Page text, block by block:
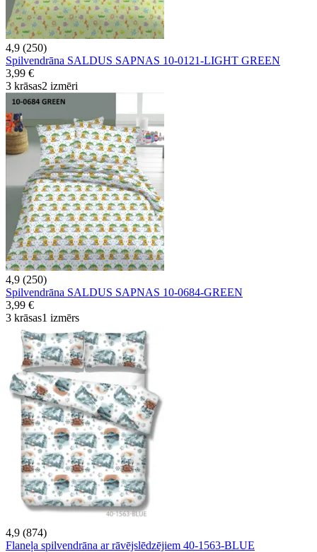
4,9 (250)
Spilvendrāna SALDUS SAPNAS 10-0121-LIGHT GREEN
3,99 €
3 krāsas2 izmēri
4,9 (250)
Spilvendrāna SALDUS SAPNAS 10-0684-GREEN
3,99 €
3 krāsas1 izmērs
4,9 (874)
Flaneļa spilvendrāna ar rāvējslēdzējiem 40-1563-BLUE